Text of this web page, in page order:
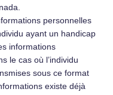
personnelles
ayant un handicap
informations
le cas où l’individu
sous ce format
existe déjà